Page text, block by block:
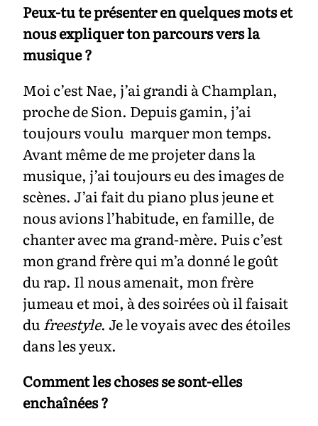
Peux-tu te présenter en quelques mots et
nous expliquer ton parcours vers la
musique ?
Moi c’est Nae, j’ai grandi à Champlan,
proche de Sion. Depuis gamin, j’ai
toujours voulu marquer mon temps.
Avant même de me projeter dans la
musique, j’ai toujours eu des images de
scènes. J’ai fait du piano plus jeune et
nous avions l’habitude, en famille, de
chanter avec ma grand-mère. Puis c’est
mon grand frère qui m’a donné le goût
du rap. Il nous amenait, mon frère
jumeau et moi, à des soirées où il faisait
du freestyle. Je le voyais avec des étoiles
dans les yeux.
Comment les choses se sont-elles
enchaînées ?